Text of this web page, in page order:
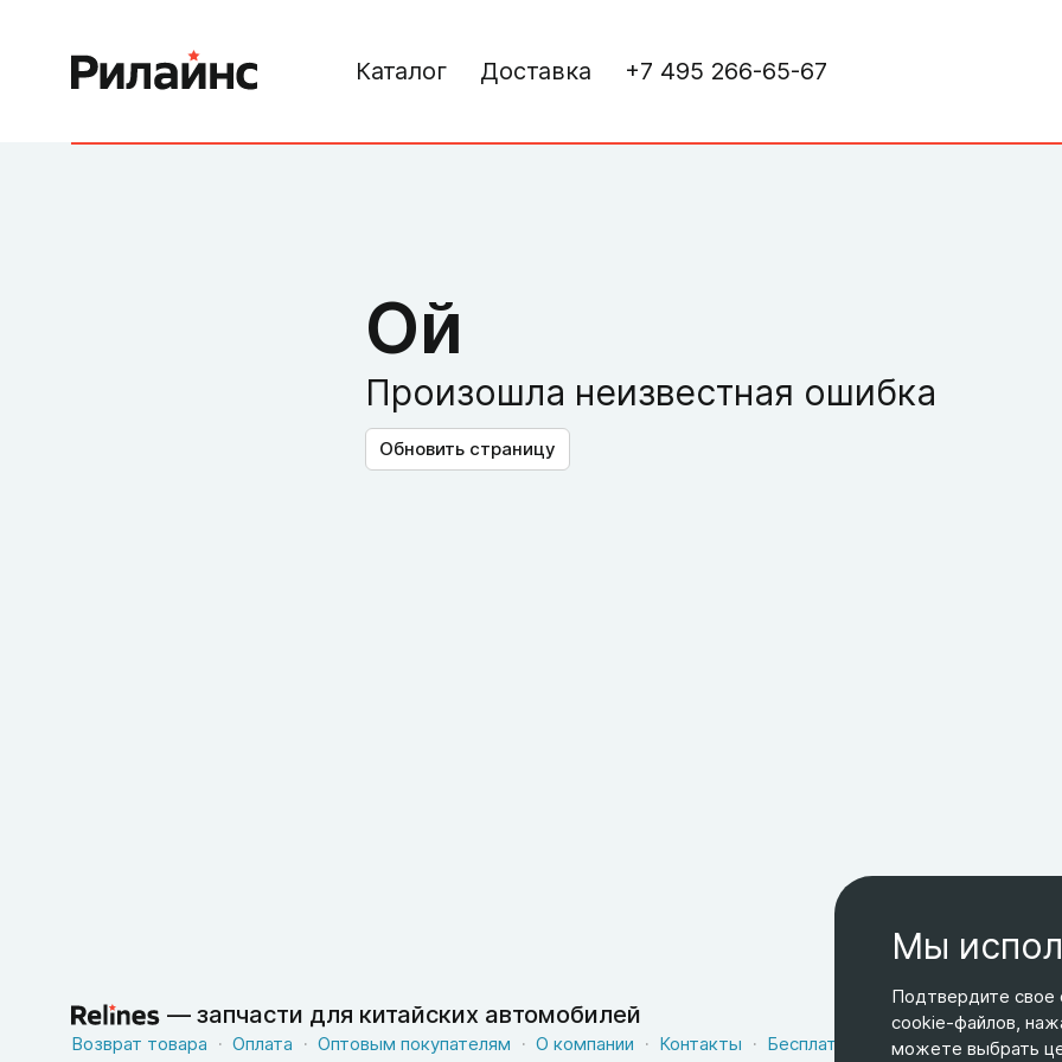
Каталог Доставка +7 495 266-65-67
Ой
Произошла неизвестная ошибка
Обновить страницу
— запчасти для китайских автомобилей
Возврат товара Оплата Оптовым покупателям О компании Контакты Бесплатная доставка
Оферта
Мы
Подтвердите свое
cookie-файлов,
можете выбрать